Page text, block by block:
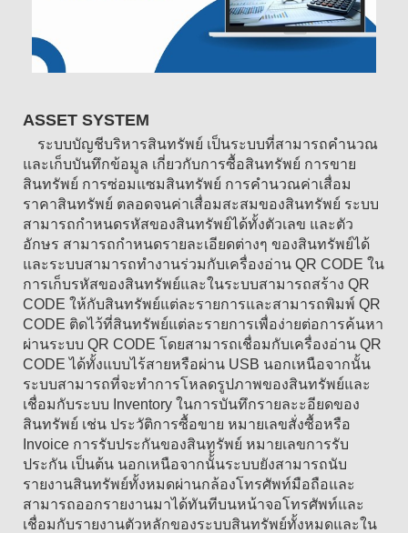
ASSET SYSTEM
ระบบบัญชีบริหารสินทรัพย์ เป็นระบบที่สามารถคำนวณ
และเก็บบันทึกข้อมูล เกี่ยวกับการซื้อสินทรัพย์ การขาย
สินทรัพย์ การซ่อมแซมสินทรัพย์ การคำนวณค่าเสื่อม
ราคาสินทรัพย์ ตลอดจนค่าเสื่อมสะสมของสินทรัพย์ ระบบ
สามารถกำหนดรหัสของสินทรัพย์ได้ทั้งตัวเลข และตัว
อักษร สามารถกำหนดรายละเอียดต่างๆ ของสินทรัพย์ได้
และระบบสามารถทำงานร่วมกับเครื่องอ่าน QR CODE ใน
การเก็บรหัสของสินทรัพย์และในระบบสามารถสร้าง QR
CODE ให้กับสินทรัพย์แต่ละรายการและสามารถพิมพ์ QR
CODE ติดไว้ที่สินทรัพย์แต่ละรายการเพื่อง่ายต่อการค้นหา
ผ่านระบบ QR CODE โดยสามารถเชื่อมกับเครื่องอ่าน QR
CODE ได้ทั้งแบบไร้สายหรือผ่าน USB นอกเหนือจากนั้น
ระบบสามารถที่จะทำการโหลดรูปภาพของสินทรัพย์และ
เชื่อมกับระบบ Inventory ในการบันทึกรายละะอียดของ
สินทรัพย์ เช่น ประวัติการซื้อขาย หมายเลขสั่งซื้อหรือ
Invoice การรับประกันของสินทรัพย์ หมายเลขการรับ
ประกัน เป็นต้น นอกเหนือจากนั้้นระบบยังสามารถนับ
รายงานสินทรัพย์ทั้งหมดผ่านกล้องโทรศัพท์มือถือและ
สามารถออกรายงานมาได้ทันทีบนหน้าจอโทรศัพท์และ
เชื่อมกับรายงานตัวหลักของระบบสินทรัพย์ทั้งหมดและใน